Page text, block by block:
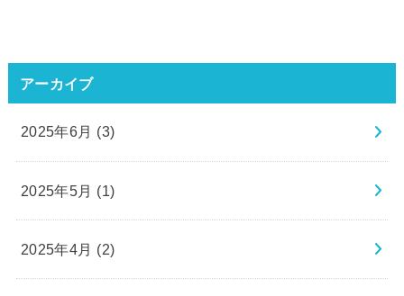
アーカイブ
2025年6月 (3)
2025年5月 (1)
2025年4月 (2)